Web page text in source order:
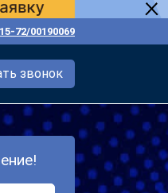
72/00190069
звонок